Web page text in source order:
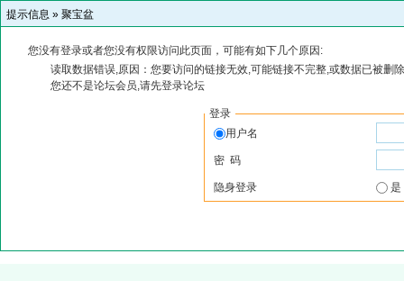
提示信息 » 聚宝盆
您没有登录或者您没有权限访问此页面，可能有如下几个原因:
读取数据错误,原因：您要访问的链接无效,可能链接不完整,或数据已被删
您还不是论坛会员,请先登录论坛
登录
用户名
密 码
隐身登录